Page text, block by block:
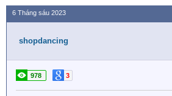
6 Tháng sáu 2023
shopdancing
978 3